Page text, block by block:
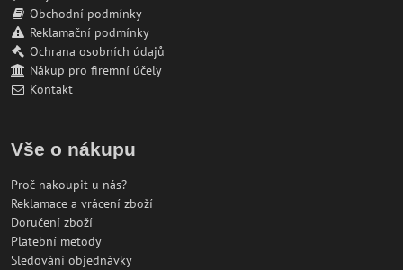
Obchodní podmínky
Reklamační podmínky
Ochrana osobních údajů
Nákup pro firemní účely
Kontakt
Vše o nákupu
Proč nakoupit u nás?
Reklamace a vrácení zboží
Doručení zboží
Platební metody
Sledování objednávky